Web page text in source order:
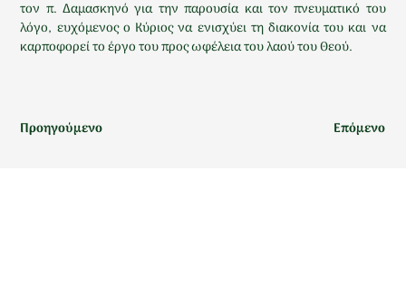
τον π. Δαμασκηνό για την παρουσία και τον πνευματικό του
λόγο, ευχόμενος ο Κύριος να ενισχύει τη διακονία του και να
καρποφορεί το έργο του προς ωφέλεια του λαού του Θεού.
Προηγούμενο Επόμενο